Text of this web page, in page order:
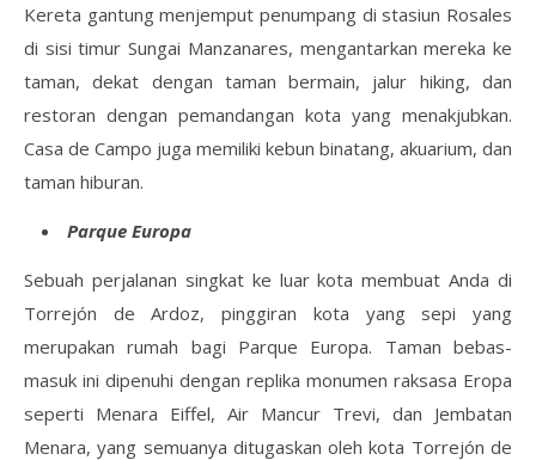
Kereta gantung menjemput penumpang di stasiun Rosales
di sisi timur Sungai Manzanares, mengantarkan mereka ke
taman, dekat dengan taman bermain, jalur hiking, dan
restoran dengan pemandangan kota yang menakjubkan.
Casa de Campo juga memiliki kebun binatang, akuarium, dan
taman hiburan.
Parque Europa
Sebuah perjalanan singkat ke luar kota membuat Anda di
Torrejón de Ardoz, pinggiran kota yang sepi yang
merupakan rumah bagi Parque Europa. Taman bebas-
masuk ini dipenuhi dengan replika monumen raksasa Eropa
seperti Menara Eiffel, Air Mancur Trevi, dan Jembatan
Menara, yang semuanya ditugaskan oleh kota Torrejón de